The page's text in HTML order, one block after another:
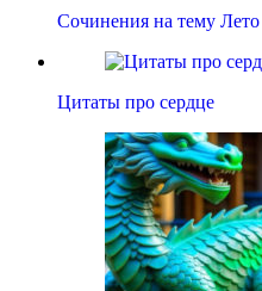
Сочинения на тему Лето
Цитаты про сердце